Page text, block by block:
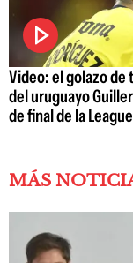
Video: el golazo de
del uruguayo
de final de la
MÁS